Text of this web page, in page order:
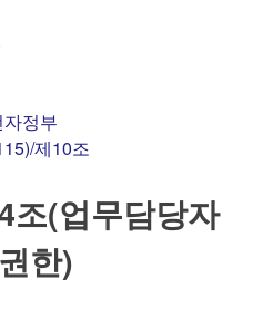
정부
제10조
조(업무담당자
한)